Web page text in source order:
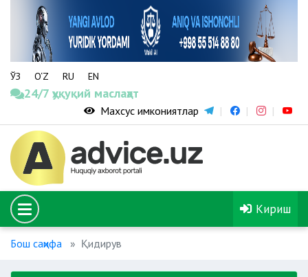
ЎЗ O‘Z RU EN
24/7 ҳуқуқий маслаҳат
Махсус имкониятлар
Кириш
Бош саҳифа Қидирув